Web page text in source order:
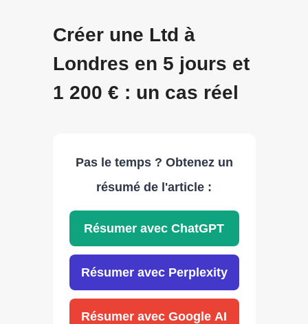
Créer une Ltd à
Londres en 5 jours et
1 200 € : un cas réel
Pas le temps ? Obtenez un
résumé de l'article :
Résumer avec ChatGPT
Résumer avec Perplexity
Résumer avec Google AI